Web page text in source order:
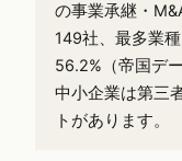
の事業承継・
149社、最多業
56.2%（帝国デ
中小企業は第三
トがあります。